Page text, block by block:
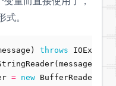
式。
) throws
( message
= new BufferReader